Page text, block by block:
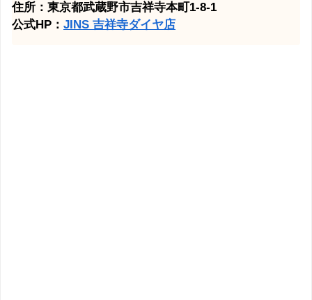
住所：東京都武蔵野市吉祥寺本町1-8-1
公式HP： JINS 吉祥寺ダイヤ店